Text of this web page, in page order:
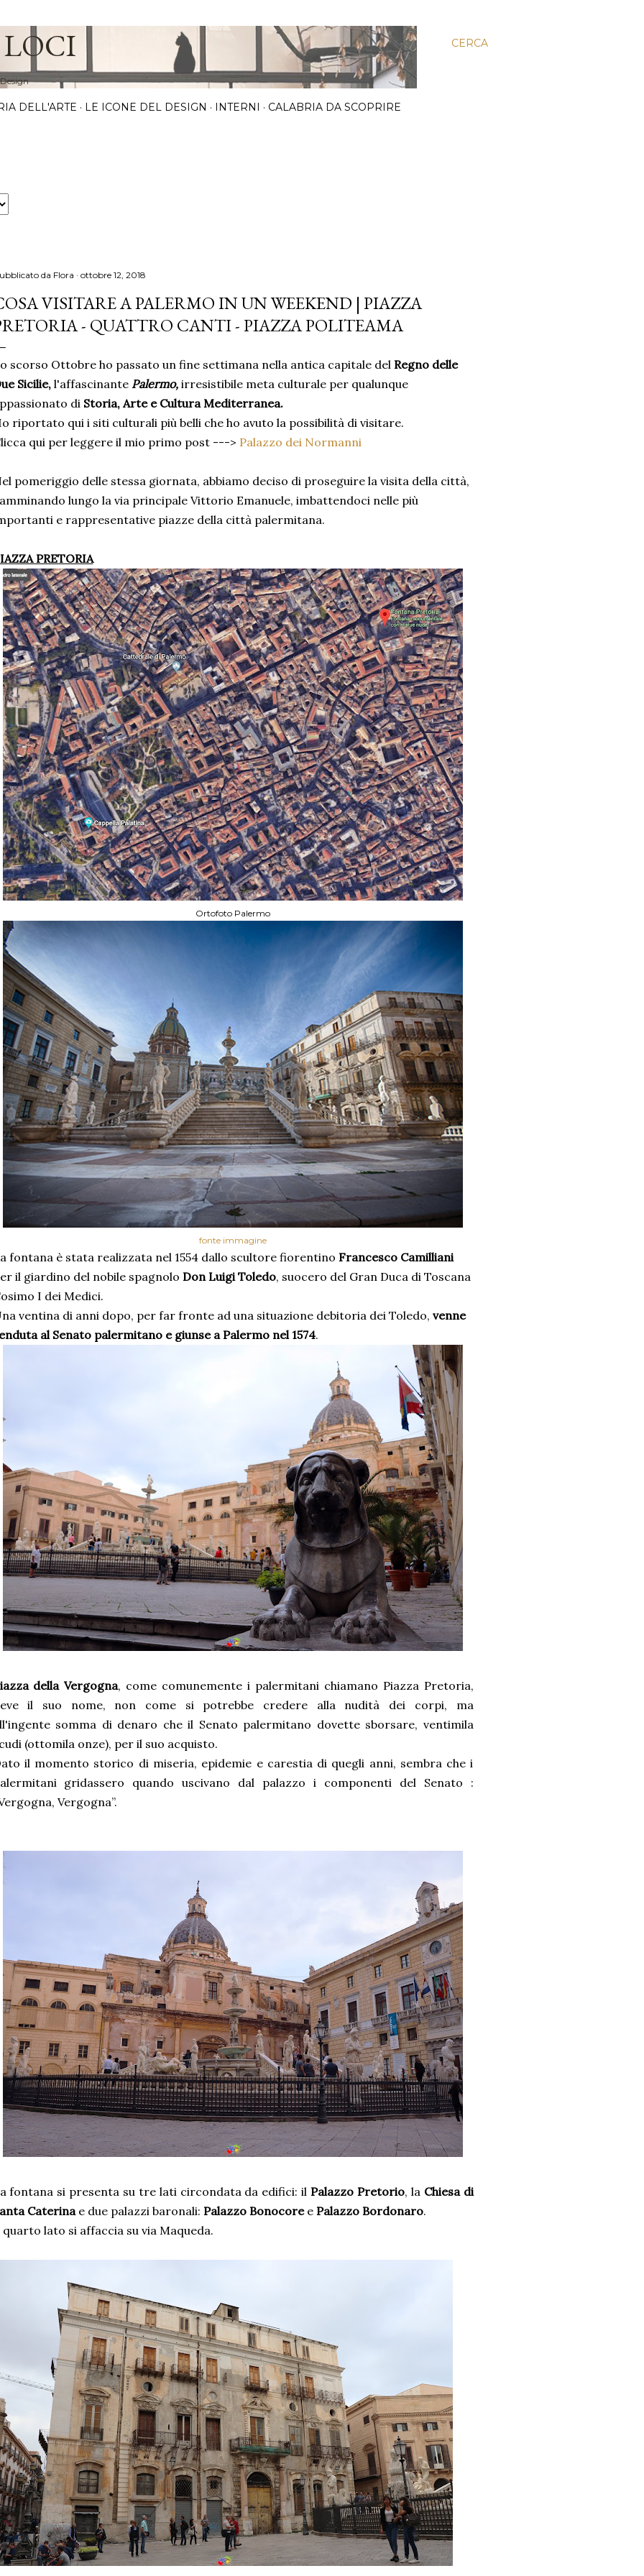
CERCA
DELL'ARTE LE ICONE DEL DESIGN INTERNI CALABRIA DA SCOPRIRE
da Flora ottobre 12, 2018
VISITARE A PALERMO IN UN WEEKEND | PIAZZA
- QUATTRO CANTI - PIAZZA POLITEAMA
scorso Ottobre ho passato un fine settimana nella antica capitale del Regno delle
Sicilie, l'affascinante Palermo, irresistibile meta culturale per qualunque
diStoria, Arte e Cultura Mediterranea.
riportato qui i siti culturali più belli che ho avuto la possibilità di visitare.
qui per leggere il mio primo post ---> Palazzo dei Normanni
pomeriggio delle stessa giornata, abbiamo deciso di proseguire la visita della città,
lungo la via principale Vittorio Emanuele, imbattendoci nelle più
e rappresentative piazze della città palermitana.
PRETORIA
Ortofoto Palermo
fonte immagine
fontana è stata realizzata nel 1554 dallo scultore fiorentino Francesco Camilliani
il giardino del nobile spagnolo Don Luigi Toledo, suocero del Gran Duca di Toscana
I dei Medici.
ventina di anni dopo, per far fronte ad una situazione debitoria dei Toledo, venne
al Senato palermitano e giunse a Palermo nel 1574.
della Vergogna, come comunemente i palermitani chiamano Piazza Pretoria,
il suo nome, non come si potrebbe credere alla nudità dei corpi, ma
somma di denaro che il Senato palermitano dovette sborsare, ventimila
(ottomila onze), per il suo acquisto.
il momento storico di miseria, epidemie e carestia di quegli anni, sembra che i
gridassero quando uscivano dal palazzo i componenti del Senato :
Vergogna”.
fontana si presenta su tre lati circondata da edifici: ilPalazzo Pretorio, la Chiesa di
Caterinae due palazzi baronali: Palazzo Bonocoree Palazzo Bordonaro.
lato si affaccia su via Maqueda.